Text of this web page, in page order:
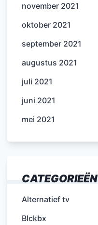
november 2021
oktober 2021
september 2021
augustus 2021
juli 2021
juni 2021
mei 2021
CATEGORIEËN
Alternatief tv
Blckbx